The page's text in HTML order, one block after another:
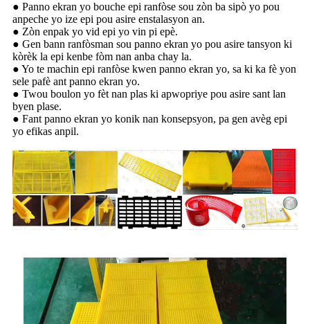
● Panno ekran yo bouche epi ranfòse sou zòn ba sipò yo pou
anpeche yo ize epi pou asire enstalasyon an.
● Zòn enpak yo vid epi yo vin pi epè.
● Gen bann ranfòsman sou panno ekran yo pou asire tansyon ki
kòrèk la epi kenbe fòm nan anba chay la.
● Yo te machin epi ranfòse kwen panno ekran yo, sa ki ka fè yon
sele pafè ant panno ekran yo.
● Twou boulon yo fèt nan plas ki apwopriye pou asire sant lan
byen plase.
● Fant panno ekran yo konik nan konsepsyon, pa gen avèg epi
yo efikas anpil.